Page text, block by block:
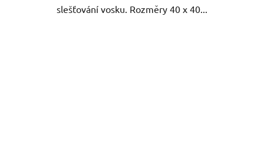
slešťování vosku. Rozměry 40 x 40...